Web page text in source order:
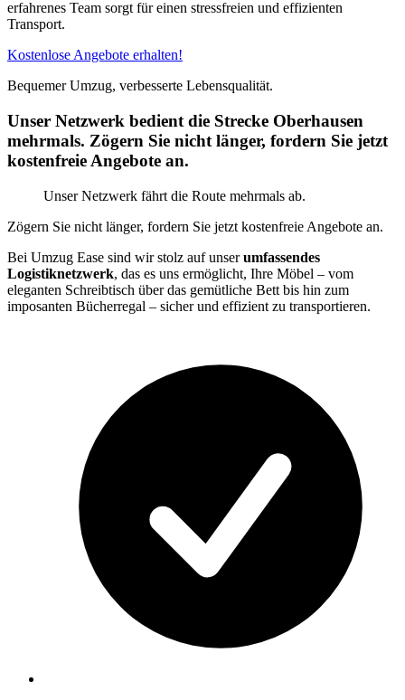
erfahrenes Team sorgt für einen stressfreien und effizienten
Transport.
Kostenlose Angebote erhalten!
Bequemer Umzug, verbesserte Lebensqualität.
Unser Netzwerk bedient die Strecke Oberhausen
mehrmals. Zögern Sie nicht länger, fordern Sie jetzt
kostenfreie Angebote an.
Unser Netzwerk fährt die Route mehrmals ab.
Zögern Sie nicht länger, fordern Sie jetzt kostenfreie Angebote an.
Bei Umzug Ease sind wir stolz auf unserumfassendes
Logistiknetzwerk, das es uns ermöglicht, Ihre Möbel – vom
eleganten Schreibtisch über das gemütliche Bett bis hin zum
imposanten Bücherregal – sicher und effizient zu transportieren.